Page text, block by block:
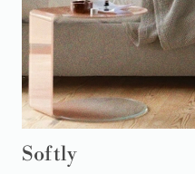
Softly